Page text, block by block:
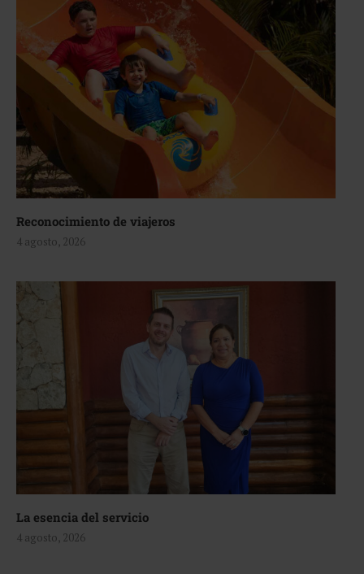
Reconocimiento de viajeros
4 agosto, 2026
La esencia del servicio
4 agosto, 2026